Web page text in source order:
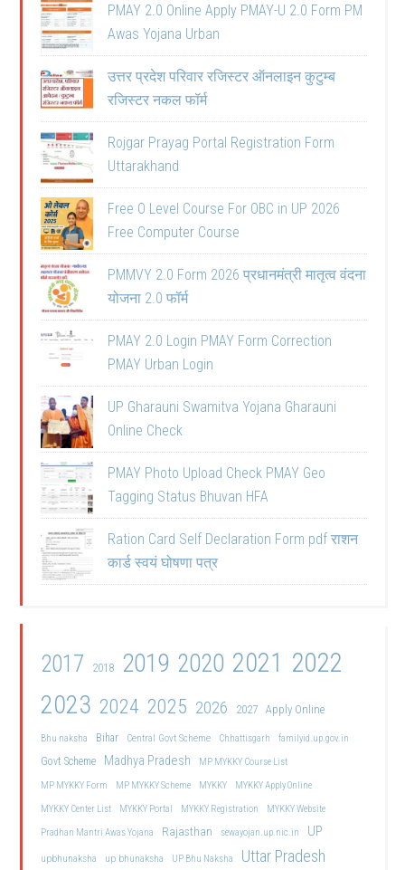
PMAY 2.0 Online Apply PMAY-U 2.0 Form PM
Awas Yojana Urban
उत्तर प्रदेश परिवार रजिस्टर ऑनलाइन कुटुम्ब
रजिस्टर नकल फॉर्म
Rojgar Prayag Portal Registration Form
Uttarakhand
Free O Level Course For OBC in UP 2026
Free Computer Course
PMMVY 2.0 Form 2026 प्रधानमंत्री मातृत्व वंदना
योजना 2.0 फॉर्म
PMAY 2.0 Login PMAY Form Correction
PMAY Urban Login
UP Gharauni Swamitva Yojana Gharauni
Online Check
PMAY Photo Upload Check PMAY Geo
Tagging Status Bhuvan HFA
Ration Card Self Declaration Form pdf राशन
कार्ड स्वयं घोषणा पत्र
2017 2018 2019 2020 2021 2022
2023 2024 2025 2026 2027 Apply Online
Bhu naksha Bihar Central Govt Scheme Chhattisgarh familyid.up.gov.in
Govt Scheme Madhya Pradesh
MP MYKKY Course List
MP MYKKY Form
MP MYKKY Scheme MYKKY
MYKKY Apply Online
MYKKY Center List
MYKKY Portal MYKKY Registration
MYKKY Website
Pradhan Mantri Awas Yojana
Rajasthan sewayojan.up.nic.in UP
upbhunaksha up bhunaksha UP Bhu Naksha Uttar Pradesh